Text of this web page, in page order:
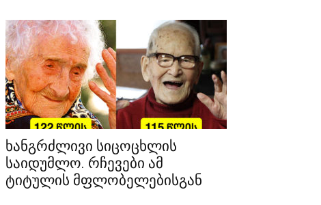
ხანგრძლივი სიცოცხლის
საიდუმლო. რჩევები ამ
ტიტულის მფლობელებისგან